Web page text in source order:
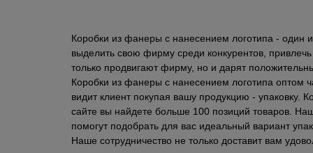
Коробки из фанеры с нанесением логотипа - один
выделить свою фирму среди конкурентов,
только продвигают фирму, но и дарят
Коробки из фанеры с нанесением логотипа оптом
видит клиент покупая вашу продукцию -
сайте вы найдете больше 100 позиций товаров.
помогут подобрать для вас идеальный вариант
Наше сотрудничество не только доставит вам